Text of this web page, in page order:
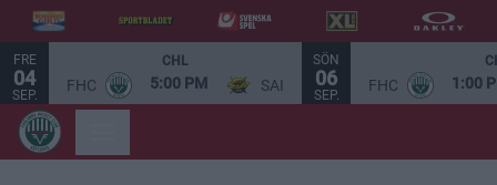
FRE
04
SEP.
CHL
FHC 5:00 PM SAI
SÖN
06
SEP.
FHC 1:00